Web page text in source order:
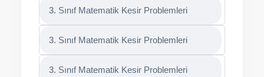
3. Sınıf Matematik Kesir Problemleri
3. Sınıf Matematik Kesir Problemleri
3. Sınıf Matematik Kesir Problemleri